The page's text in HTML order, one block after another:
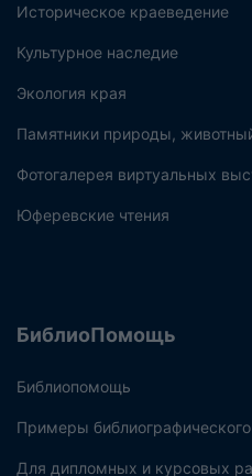
Историческое краеведение
Культурное наследие
Экология края
Памятники природы,
Фотогалерея виртуальных
Юферевские чтения
БиблиоПомощь
Библиопомощь
Примеры
Для дипломных и курсовых